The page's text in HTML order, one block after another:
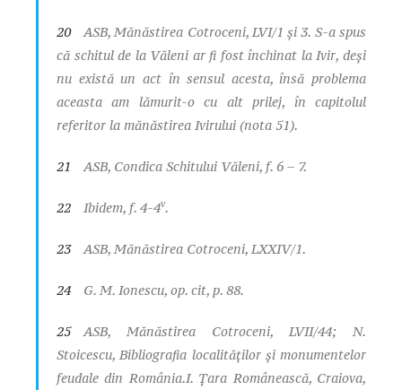
20ASB, Mănăstirea Cotroceni, LVI/1 şi 3. S-a spus
că schitul de la Văleni ar fi fost închinat la Ivir, deşi
nu există un act în sensul acesta, însă problema
aceasta am lămurit-o cu alt prilej, în capitolul
referitor la mănăstirea Ivirului (nota 51).
21 ASB, Condica Schitului Văleni, f. 6 – 7.
22 Ibidem, f. 4-4v.
23ASB, Mănăstirea Cotroceni, LXXIV/1.
24 G. M. Ionescu, op. cit, p. 88.
25ASB, Mănăstirea Cotroceni, LVII/44; N.
Stoicescu, Bibliografia localităţilor şi monumentelor
feudale din România.I. Ţara Românească, Craiova,